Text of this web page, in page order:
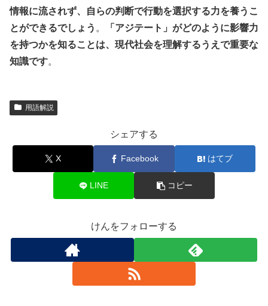
情報に流されず、自らの判断で行動を選択する力を養うこ
とができるでしょう 。
「アジテート」がどのように影響力
を持つかを知ることは、現代社会を理解するうえで重要な
知識です。
用語解説
シェアする
X Facebook はてブ
LINE コピー
けんをフォローする